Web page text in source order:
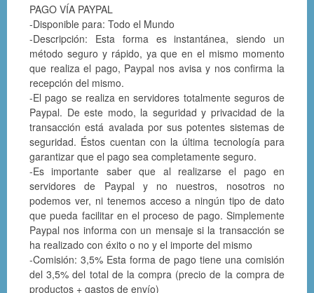
PAGO VÍA PAYPAL
-Disponible para: Todo el Mundo
-Descripción: Esta forma es instantánea, siendo un
método seguro y rápido, ya que en el mismo momento
que realiza el pago, Paypal nos avisa y nos confirma la
recepción del mismo.
-El pago se realiza en servidores totalmente seguros de
Paypal. De este modo, la seguridad y privacidad de la
transacción está avalada por sus potentes sistemas de
seguridad. Éstos cuentan con la última tecnología para
garantizar que el pago sea completamente seguro.
-Es importante saber que al realizarse el pago en
servidores de Paypal y no nuestros, nosotros no
podemos ver, ni tenemos acceso a ningún tipo de dato
que pueda facilitar en el proceso de pago. Simplemente
Paypal nos informa con un mensaje si la transacción se
ha realizado con éxito o no y el importe del mismo
-Comisión: 3,5% Esta forma de pago tiene una comisión
del 3,5% del total de la compra (precio de la compra de
productos + gastos de envío)